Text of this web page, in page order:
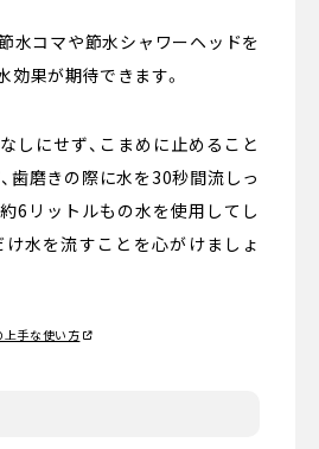
水コマや節水シャワーヘッドを
効果が期待できます。
しにせず、こまめに止めること
歯磨きの際に水を30秒間流しっ
6リットルもの水を使用してし
け水を流すことを心がけましょ
上手な使い方